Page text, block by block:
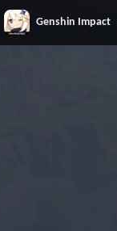
Genshin Impact